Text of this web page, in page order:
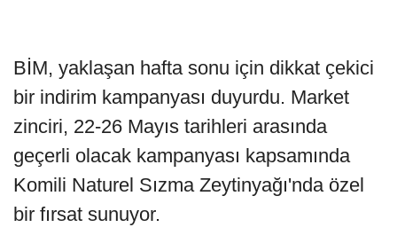
BİM, yaklaşan hafta sonu için dikkat çekici
bir indirim kampanyası duyurdu. Market
zinciri, 22-26 Mayıs tarihleri arasında
geçerli olacak kampanyası kapsamında
Komili Naturel Sızma Zeytinyağı'nda özel
bir fırsat sunuyor.